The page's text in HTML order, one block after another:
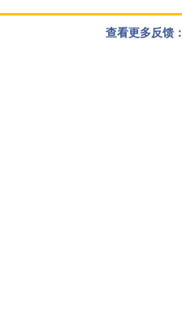
查看更多反馈：